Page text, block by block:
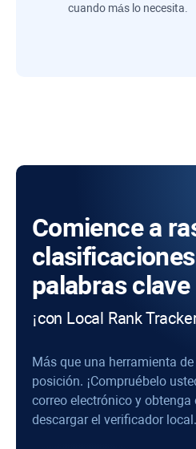
cuando más lo necesita.
Comience a
palabras clave
¡con Local Rank
Más que una herramienta
posición. ¡Compruébelo
correo electrónico y obtenga
descargar el verificador local.